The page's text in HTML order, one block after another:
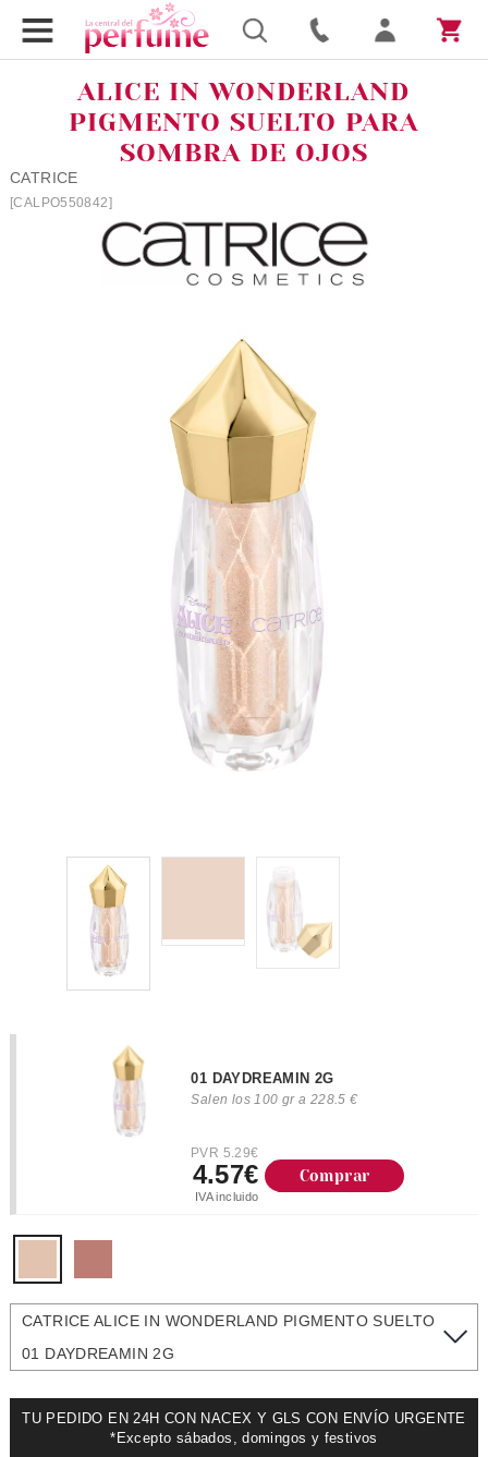
ALICE IN WONDERLAND
PIGMENTO SUELTO PARA
SOMBRA DE OJOS
CATRICE
[CALPO550842]
01 DAYDREAMIN 2G
Salen los 100 gr a 228.5 €
PVR 5.29€
4.57€
IVA incluido
Comprar
CATRICE ALICE IN WONDERLAND PIGMENTO SUELTO
01 DAYDREAMIN 2G
TU PEDIDO EN 24H CON NACEX Y GLS CON ENVÍO URGENTE
*Excepto sábados, domingos y festivos